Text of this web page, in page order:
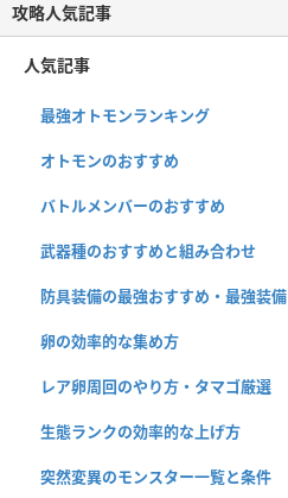
攻略人気記事
人気記事
最強オトモンランキング
オトモンのおすすめ
バトルメンバーのおすすめ
武器種のおすすめと組み合わせ
防具装備の最強おすすめ・最強装備
卵の効率的な集め方
レア卵周回のやり方・タマゴ厳選
生態ランクの効率的な上げ方
突然変異のモンスター一覧と条件